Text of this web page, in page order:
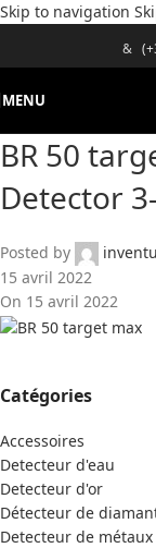
Skip to navigation
&
MENU
BR 50
Detector
Posted by
15 avril 2022
On 15 avril 2022
Catégories
Accessoires
Detecteur d'eau
Detecteur d'or
Détecteur de
Detecteur de métaux